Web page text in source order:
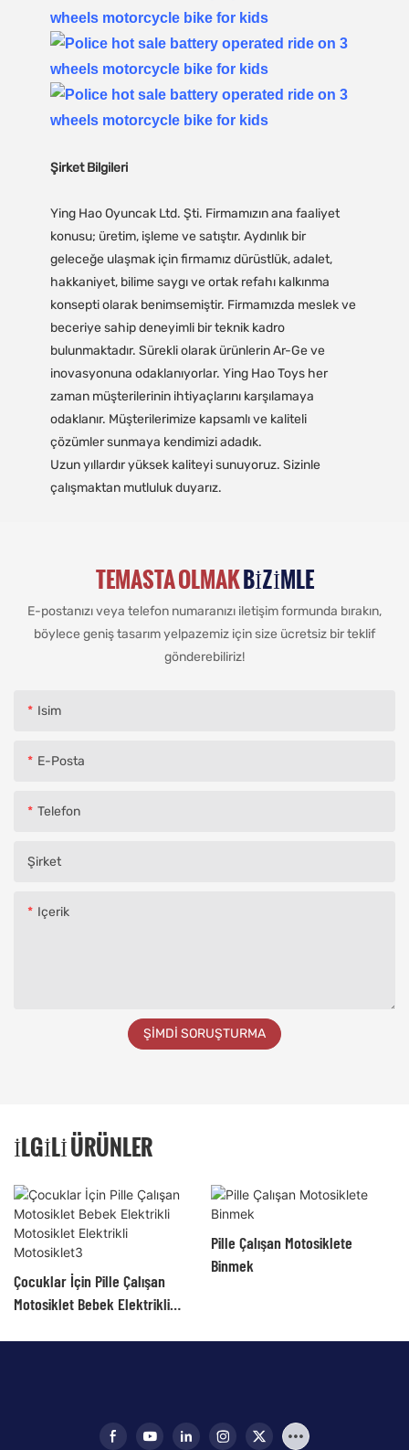
Şirket Bilgileri
Ying Hao Oyuncak Ltd. Şti. Firmamızın ana faaliyet
konusu; üretim, işleme ve satıştır. Aydınlık bir
geleceğe ulaşmak için firmamız dürüstlük, adalet,
hakkaniyet, bilime saygı ve ortak refahı kalkınma
konsepti olarak benimsemiştir. Firmamızda meslek ve
beceriye sahip deneyimli bir teknik kadro
bulunmaktadır. Sürekli olarak ürünlerin Ar-Ge ve
inovasyonuna odaklanıyorlar. Ying Hao Toys her
zaman müşterilerinin ihtiyaçlarını karşılamaya
odaklanır. Müşterilerimize kapsamlı ve kaliteli
çözümler sunmaya kendimizi adadık.
Uzun yıllardır yüksek kaliteyi sunuyoruz. Sizinle
çalışmaktan mutluluk duyarız.
TEMASTA OLMAKBIZIMLE
E-postanızı veya telefon numaranızı iletişim formunda bırakın,
böylece geniş tasarım yelpazemiz için size ücretsiz bir teklif
gönderebiliriz!
Isim
E-Posta
Telefon
Şirket
Içerik
ŞIMDI SORUŞTURMA
İLGILI ÜRÜNLER
Çocuklar İçin Pille Çalışan
Motosiklet Bebek Elektrikli
Pille Çalışan Motosiklete
Binmek